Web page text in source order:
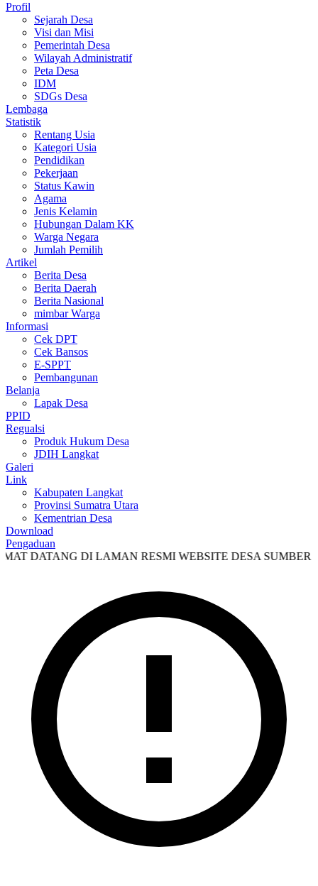
Profil
Sejarah Desa
Visi dan Misi
Pemerintah Desa
Wilayah Administratif
Peta Desa
IDM
SDGs Desa
Lembaga
Statistik
Rentang Usia
Kategori Usia
Pendidikan
Pekerjaan
Status Kawin
Agama
Jenis Kelamin
Hubungan Dalam KK
Warga Negara
Jumlah Pemilih
Artikel
Berita Desa
Berita Daerah
Berita Nasional
mimbar Warga
Informasi
Cek DPT
Cek Bansos
E-SPPT
Pembangunan
Belanja
Lapak Desa
PPID
Regualsi
Produk Hukum Desa
JDIH Langkat
Galeri
Link
Kabupaten Langkat
Provinsi Sumatra Utara
Kementrian Desa
Download
Pengaduan
DI LAMAN RESMI WEBSITE DESA SUMBER